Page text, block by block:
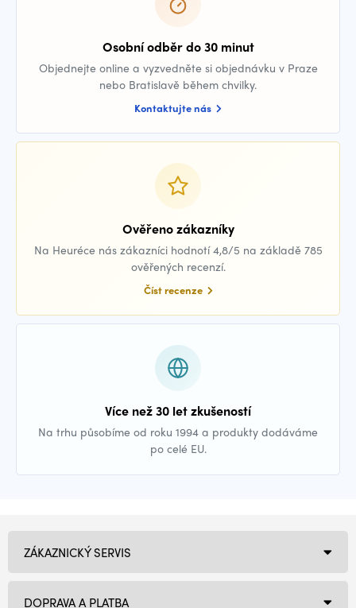
Osobní odběr do 30 minut
Objednejte online a vyzvedněte si objednávku v Praze
nebo Bratislavě během chvilky.
Kontaktujte nás
Ověřeno zákazníky
Na Heuréce nás zákazníci hodnotí 4,8/5 na základě 785
ověřených recenzí.
Číst recenze
Více než 30 let zkušeností
Na trhu působíme od roku 1994 a produkty dodáváme
po celé EU.
ZÁKAZNICKÝ SERVIS
DOPRAVA A PLATBA